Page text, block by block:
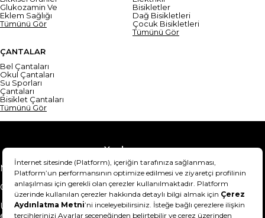
Glukozamin Ve
Eklem Sağlığı
Tümünü Gör
Bisikletler
Dağ Bisikletleri
Çocuk Bisikletleri
Tümünü Gör
ÇANTALAR
Bel Çantaları
Okul Çantaları
Su Sporları
Çantaları
Bisiklet Çantaları
Tümünü Gör
Yardım
Mesafeli Satış Sözleşmesi
Teslimat Bilgisi
Gizlilik Sözleşmesi
Şartlar & Koşullar
Ürünümü nasıl iade
edebilirim?
Hakkımızda